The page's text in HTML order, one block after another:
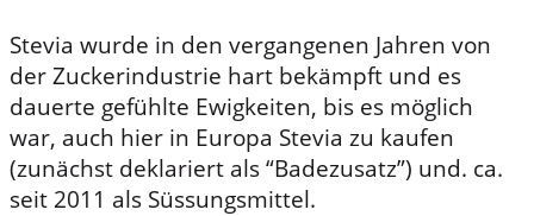
Stevia wurde in den vergangenen Jahren von
der Zuckerindustrie hart bekämpft und es
dauerte gefühlte Ewigkeiten, bis es möglich
war, auch hier in Europa Stevia zu kaufen
(zunächst deklariert als “Badezusatz”) und. ca.
seit 2011 als Süssungsmittel.